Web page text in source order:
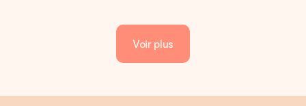
Voir plus